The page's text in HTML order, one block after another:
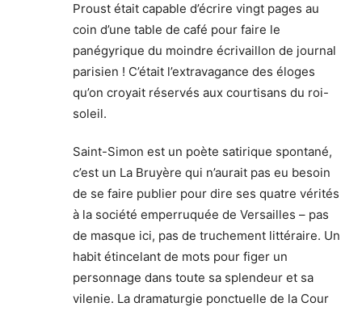
Proust était capable d’écrire vingt pages au
coin d’une table de café pour faire le
panégyrique du moindre écrivaillon de journal
parisien ! C’était l’extravagance des éloges
qu’on croyait réservés aux courtisans du roi-
soleil.
Saint-Simon est un poète satirique spontané,
c’est un La Bruyère qui n’aurait pas eu besoin
de se faire publier pour dire ses quatre vérités
à la société emperruquée de Versailles – pas
de masque ici, pas de truchement littéraire. Un
habit étincelant de mots pour figer un
personnage dans toute sa splendeur et sa
vilenie. La dramaturgie ponctuelle de la Cour